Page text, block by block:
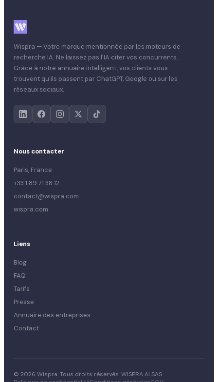
Wispra — Votre marque mentionnée par les moteurs de
recherche IA. Ne laissez pas l'IA citer vos concurrents.
Grâce à notre annuaire intelligent, vos clients vous
trouvent qu'ils passent par ChatGPT, Google ou sur les
réseaux sociaux.
Nous contacter
Paris, France
+33 1 89 71 38 12
contact@wispra.com
wispra.com
Liens
Blog
FAQ
Tarifs
Presse
Annuaire des entreprises
Contact
© 2026 Wispra. Tous droits réservés. WISPRA AI SAS